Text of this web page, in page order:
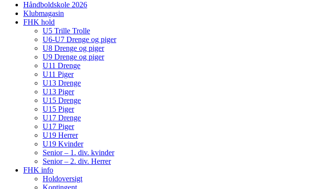
Håndboldskole 2026
Klubmagasin
FHK hold
U5 Trille Trolle
U6-U7 Drenge og piger
U8 Drenge og piger
U9 Drenge og piger
U11 Drenge
U11 Piger
U13 Drenge
U13 Piger
U15 Drenge
U15 Piger
U17 Drenge
U17 Piger
U19 Herrer
U19 Kvinder
Senior – 1. div. kvinder
Senior – 2. div. Herrer
FHK info
Holdoversigt
Kontingent